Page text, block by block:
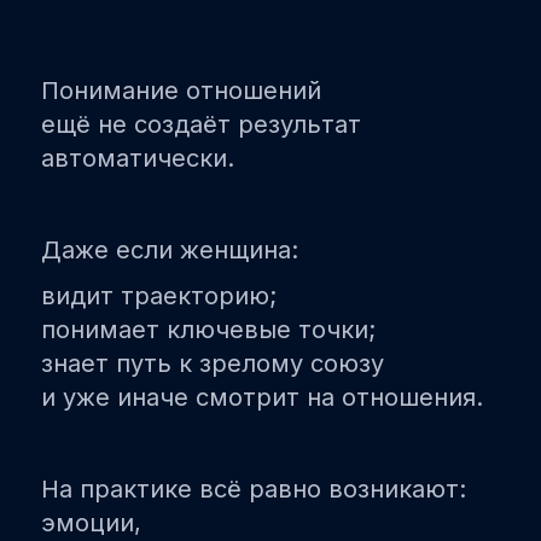
Понимание отношений
ещё не создаёт результат
автоматически.
Даже если женщина:
видит траекторию;
понимает ключевые точки;
знает путь к зрелому союзу
и уже иначе смотрит на отношения.
На практике всё равно возникают:
эмоции,